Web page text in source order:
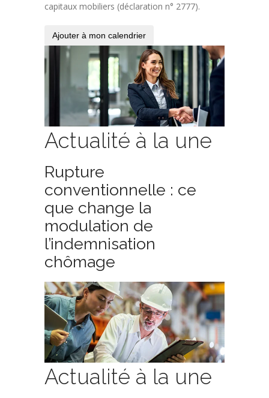
capitaux mobiliers (déclaration n° 2777).
Ajouter à mon calendrier
Actualité à la une
Rupture
conventionnelle : ce
que change la
modulation de
l’indemnisation
chômage
Actualité à la une